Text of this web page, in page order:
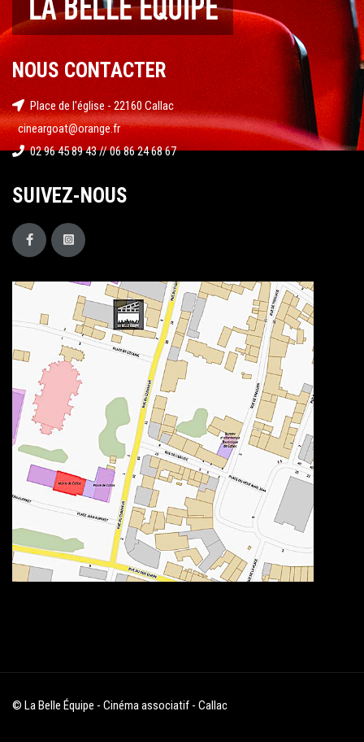
NOUS CONTACTER
Place de l'église - 22160 Callac
cineargoat@orange.fr
02 96 45 89 43 // 06 86 24 68 67
SUIVEZ-NOUS
© La Belle Équipe - Cinéma associatif - Callac